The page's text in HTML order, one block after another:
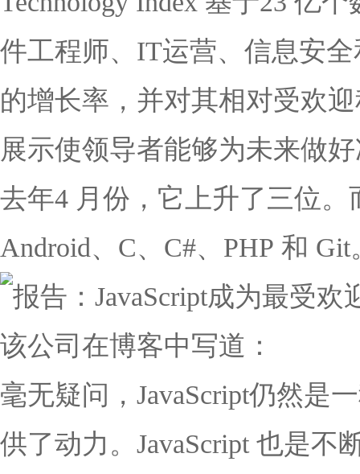
件工程师、IT运营、信息安
的增长率，并对其相对受欢
展示使领导者能够为未来做
去年4 月份，它上升了三位。
Android、C、C#、PHP 和 Git
该公司在博客中写道：
毫无疑问，JavaScript仍然是
供了动力。JavaScript 也是不